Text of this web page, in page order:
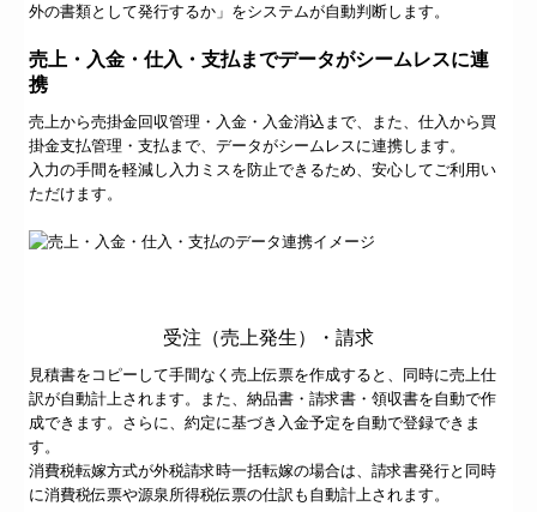
外の書類として発行するか」をシステムが自動判断します。
売上・入金・仕入・支払までデータがシームレスに連
携
売上から売掛金回収管理・入金・入金消込まで、また、仕入から買
掛金支払管理・支払まで、データがシームレスに連携します。
入力の手間を軽減し入力ミスを防止できるため、安心してご利用い
ただけます。
受注（売上発生）・請求
見積書をコピーして手間なく売上伝票を作成すると、同時に売上仕
訳が自動計上されます。また、納品書・請求書・領収書を自動で作
成できます。さらに、約定に基づき入金予定を自動で登録できま
す。
消費税転嫁方式が外税請求時一括転嫁の場合は、請求書発行と同時
に消費税伝票や源泉所得税伝票の仕訳も自動計上されます。